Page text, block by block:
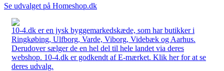
Se udvalget på Homeshop.dk
10-4.dk er en jysk byggemarkedskæde, som har butikker i
Ringkøbing, Ulfborg, Varde, Viborg, Videbæk og Aarhus.
Derudover sælger de en hel del til hele landet via deres
webshop. 10-4.dk er godkendt af E-mærket. Klik her for at se
deres udvalg.